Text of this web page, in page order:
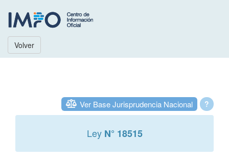
Volver
?
Ver Base Jurisprudencia Nacional
Ley N° 18515